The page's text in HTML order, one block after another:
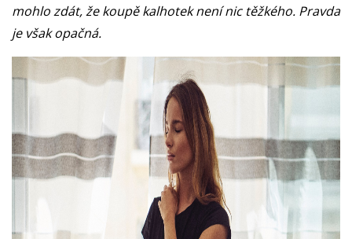
mohlo zdát, že koupě kalhotek není nic těžkého. Pravda
je však opačná.